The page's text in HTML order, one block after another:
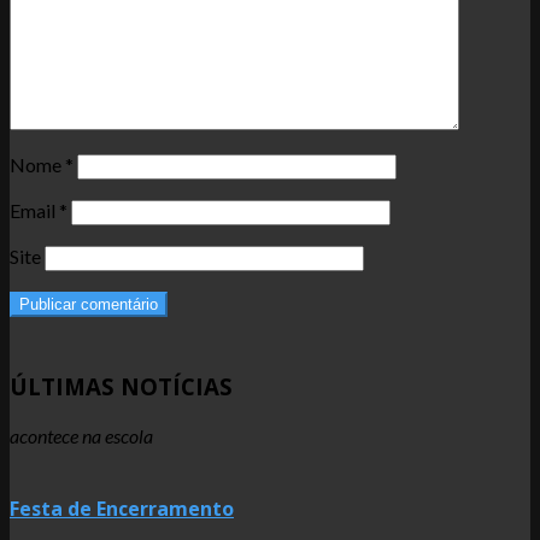
Nome *
Email *
Site
ÚLTIMAS NOTÍCIAS
acontece na escola
Festa de Encerramento